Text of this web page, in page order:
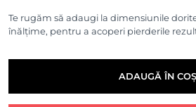
Te rugăm să adaugi la dimensiunile
înălțime, pentru a acoperi pierderile
ADAUGĂ ÎN COȘ